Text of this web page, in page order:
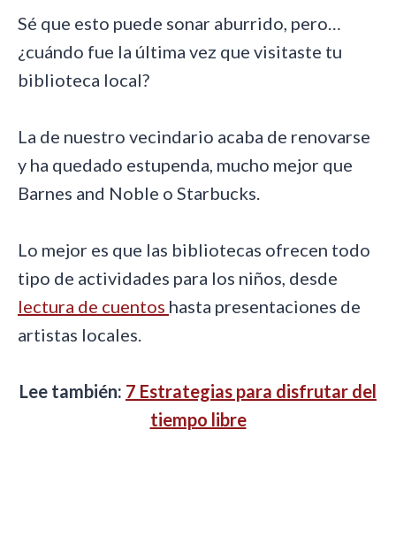
Sé que esto puede sonar aburrido, pero…
¿cuándo fue la última vez que visitaste tu
biblioteca local?
La de nuestro vecindario acaba de renovarse
y ha quedado estupenda, mucho mejor que
Barnes and Noble o Starbucks.
Lo mejor es que las bibliotecas ofrecen todo
tipo de actividades para los niños, desde
lectura de cuentos hasta presentaciones de
artistas locales.
Lee también: 7 Estrategias para disfrutar del
tiempo libre